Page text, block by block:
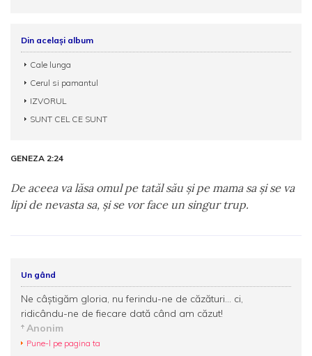
Din același album
Cale lunga
Cerul si pamantul
IZVORUL
SUNT CEL CE SUNT
GENEZA 2:24
De aceea va lăsa omul pe tatăl său şi pe mama sa şi se va
lipi de nevasta sa, şi se vor face un singur trup.
Un gând
Ne câştigăm gloria, nu ferindu-ne de căzături... ci,
ridicându-ne de fiecare dată când am căzut!
Anonim
Pune-l pe pagina ta